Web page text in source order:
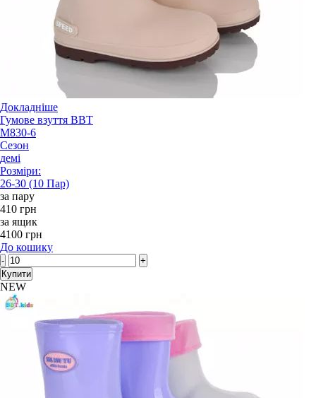
Докладніше
Гумове взуття BBT
M830-6
Сезон
демі
Розміри:
26-30 (10 Пар)
за пару
410 грн
за ящик
4100 грн
До кошику
-
+
Купити
NEW